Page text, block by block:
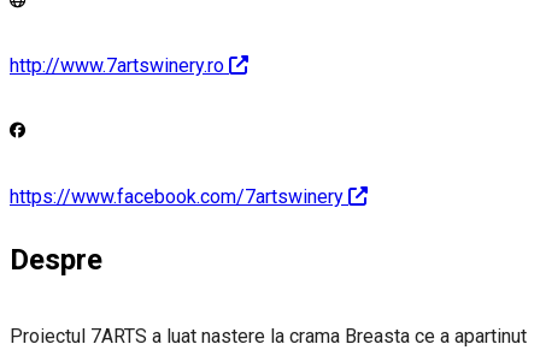
http://www.7artswinery.ro
https://www.facebook.com/7artswinery
Despre
Proiectul 7ARTS a luat nastere la crama Breasta ce a apartinut